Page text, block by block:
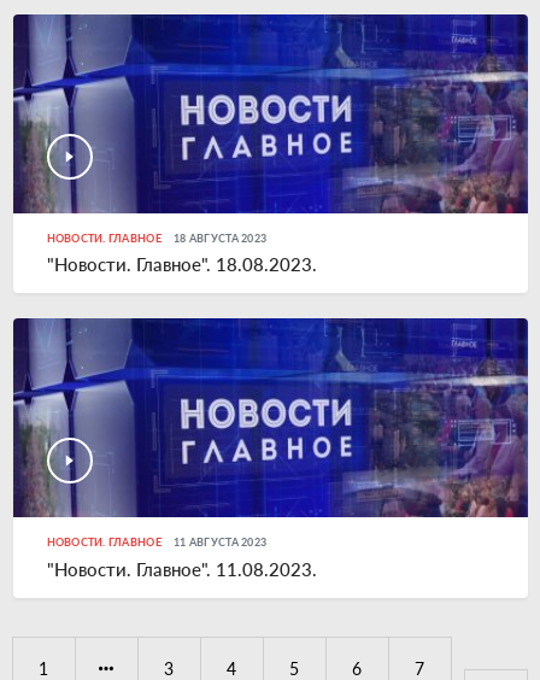
НОВОСТИ. ГЛАВНОЕ 18 АВГУСТА 2023
"Новости. Главное". 18.08.2023.
НОВОСТИ. ГЛАВНОЕ 11 АВГУСТА 2023
"Новости. Главное". 11.08.2023.
1 3 4 5 6 7